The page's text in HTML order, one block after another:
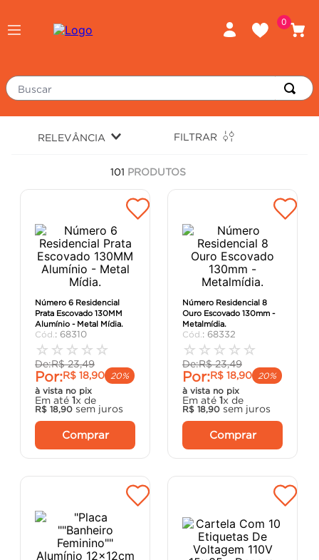
0
Buscar
RELEVÂNCIA FILTRAR
101 PRODUTOS
Número 6 Residencial
Prata Escovado 130MM
Alumínio - Metal Mídia.
: 68310
☆ ☆ ☆ ☆ ☆
De:R$ 23,49
Por:R$ 18,90
20%
à vista no pix
Em até 1x de
R$ 18,90 sem juros
Comprar
Número Residencial 8
Ouro Escovado 130mm -
Metalmídia.
: 68332
☆ ☆ ☆ ☆ ☆
De:R$ 23,49
Por:R$ 18,90
20%
à vista no pix
Em até 1x de
R$ 18,90 sem juros
Comprar
º tinta
massa corrida
chuveiro
argamassa
º porta
vaso sanitário
º cadeira